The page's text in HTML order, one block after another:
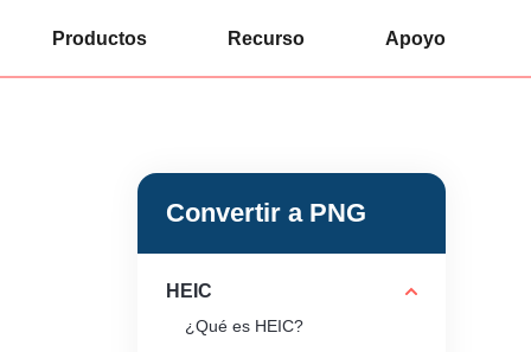
Productos Recurso Apoyo
Convertir a PNG
HEIC
¿Qué es HEIC?